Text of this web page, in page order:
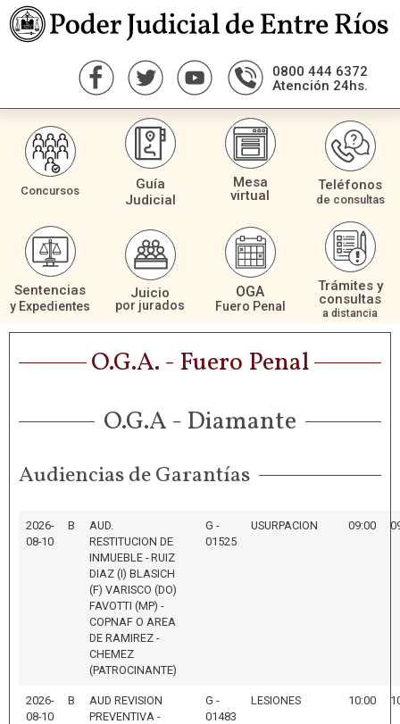
0800 444 6372
Atención 24hs.
Concursos
Guía
Judicial
Mesa
virtual
Teléfonos
de consultas
Sentencias
y Expedientes
Juicio
por jurados
OGA
Fuero Penal
Trámites y
consultas
a distancia
O.G.A. - Fuero Penal
O.G.A - Diamante
Audiencias de Garantías
2026-
08-10
B
AUD.
RESTITUCION DE
INMUEBLE - RUIZ
DIAZ (I) BLASICH
(F) VARISCO (DO)
FAVOTTI (MP) -
COPNAF O AREA
DE RAMIREZ -
CHEMEZ
(PATROCINANTE)
G -
01525
USURPACION 09:00
2026-
08-10
B
AUD REVISION
PREVENTIVA -
G -
01483
LESIONES 10:00